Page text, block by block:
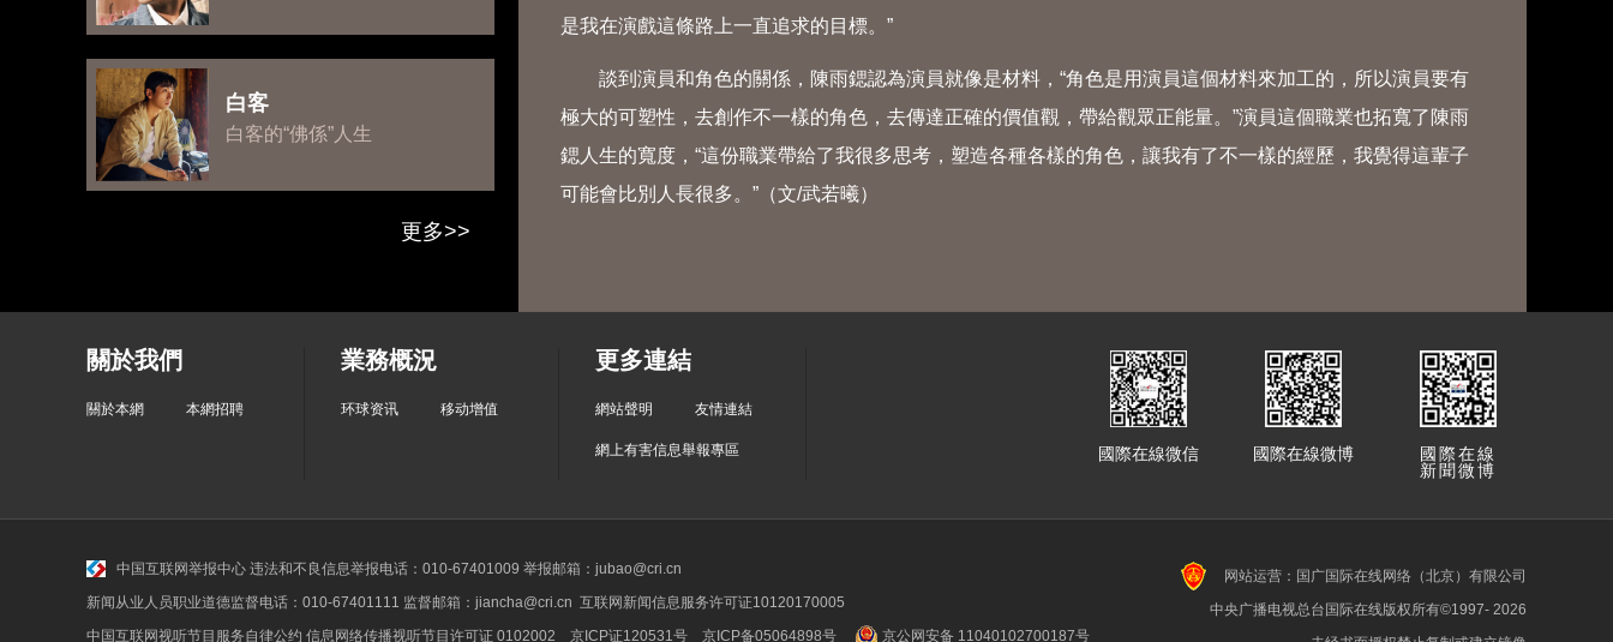
白客
白客的“佛係”人生
更多>>
是我在演戲這條路上一直追求的目標。”
談到演員和角色的關係，陳雨鍶認為演員就像是材料，“角色是用演員這個材料來加工的，所以演員要有
極大的可塑性，去創作不一樣的角色，去傳達正確的價值觀，帶給觀眾正能量。”演員這個職業也拓寬了陳雨
鍶人生的寬度，“這份職業帶給了我很多思考，塑造各種各樣的角色，讓我有了不一樣的經歷，我覺得這輩子
可能會比別人長很多。”（文/武若曦）
關於我們
關於本網 本網招聘
業務概況
环球资讯 移动增值
更多連結
網站聲明 友情連結
網上有害信息舉報專區
國際在線
新聞微博
國際在線微博
國際在線微信
中国互联网举报中心 违法和不良信息举报电话：010-67401009 举报邮箱：jubao@cri.cn
新闻从业人员职业道德监督电话：010-67401111 监督邮箱：jiancha@cri.cn 互联网新闻信息服务许可证10120170005
中国互联网视听节目服务自律公约 信息网络传播视听节目许可证 0102002 京ICP证120531号 京ICP备05064898号 京公网安备 11040102700187号
网站运营：国广国际在线网络（北京）有限公司
中央广播电视总台国际在线版权所有©1997- 2026